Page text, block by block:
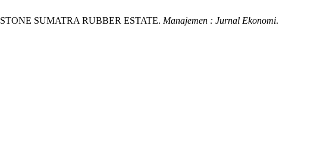
SUMATRA RUBBER ESTATE. Manajemen : Jurnal Ekonomi.